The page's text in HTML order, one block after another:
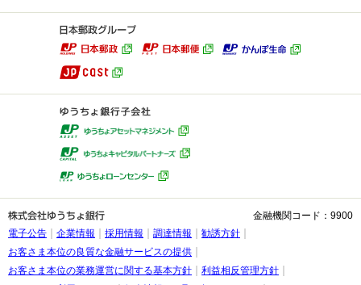
金融機関コード：9900
電子公告
企業情報 採用情報 調達情報
勧誘方針
お客さま本位の良質な金融サービスの提供
お客さま本位の業務運営に関する基本方針
利益相反管理方針